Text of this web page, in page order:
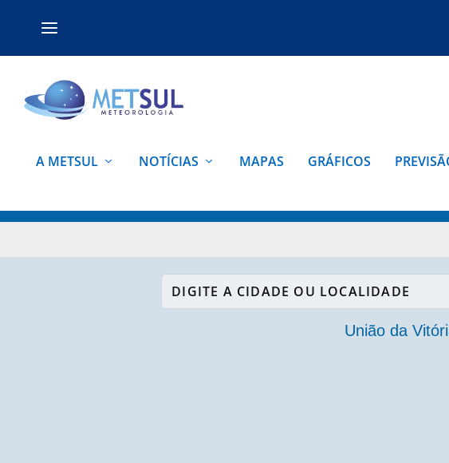
A METSUL NOTÍCIAS MAPAS GRÁFICOS
Digite a cidade ou localidade
União da